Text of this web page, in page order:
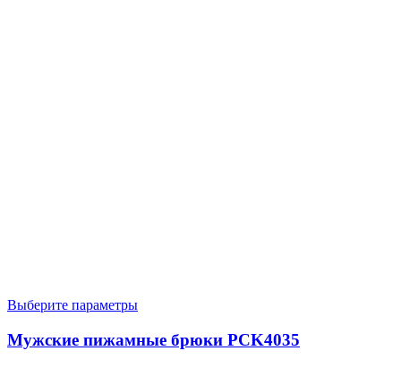
Выберите параметры
Мужские пижамные брюки PCK4035